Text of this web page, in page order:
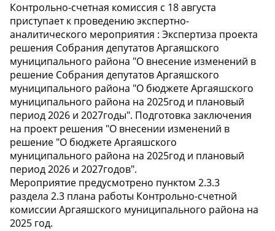
Контрольно-счетная комиссия с 18 августа
приступает к проведению экспертно-
аналитического мероприятия : Экспертиза проекта
решения Собрания депутатов Аргаяшского
муниципального района "О внесение изменений в
решение Собрания депутатов Аргаяшского
муниципального района "О бюджете Аргаяшского
муниципального района на 2025год и плановый
период 2026 и 2027годы". Подготовка заключения
на проект решения "О внесении изменений в
решение "О бюджете Аргаяшского
муниципального района на 2025год и плановый
период 2026 и 2027годов".
Мероприятие предусмотрено пунктом 2.3.3
раздела 2.3 плана работы Контрольно-счетной
комиссии Аргаяшского муниципального района на
2025 год.